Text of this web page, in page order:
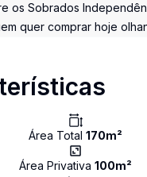
os Sobrados
quer comprar hoje
Área Total 170m²
Área Privativa 100m²